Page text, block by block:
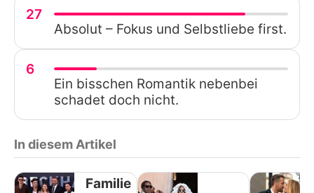
27
Absolut – Fokus und Selbstliebe first.
6
Ein bisschen Romantik nebenbei
schadet doch nicht.
In diesem Artikel
Familie